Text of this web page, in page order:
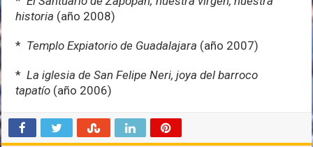
historia (año 2008)
* Templo Expiatorio de Guadalajara (año 2007)
*La iglesia de San Felipe Neri, joya del barroco
tapatío (año 2006)